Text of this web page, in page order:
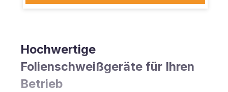
Hochwertige
Folienschweißgeräte für Ihren
Betrieb